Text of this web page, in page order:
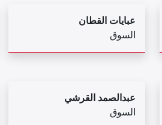
عبايات القطان
السوق
عبدالصمد القرشي
السوق